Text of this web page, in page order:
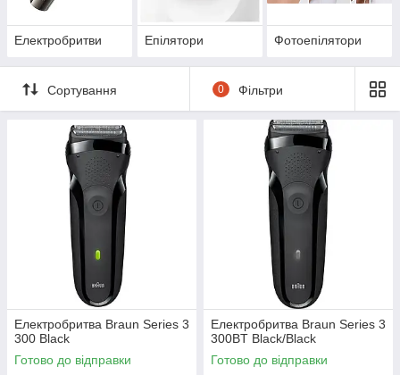
Електробритви Епілятори Фотоепілятори
Сортування 0 Фільтри
Електробритва Braun Series 3
300 Black
Готово до відправки
Електробритва Braun Series 3
300BT Black/Black
Готово до відправки